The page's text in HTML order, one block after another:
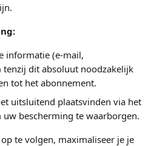
informatie (e-mail,
tenzij dit absoluut noodzakelijk
tot het abonnement.
uitsluitend plaatsvinden via het
bescherming te waarborgen.
te volgen, maximaliseer je je